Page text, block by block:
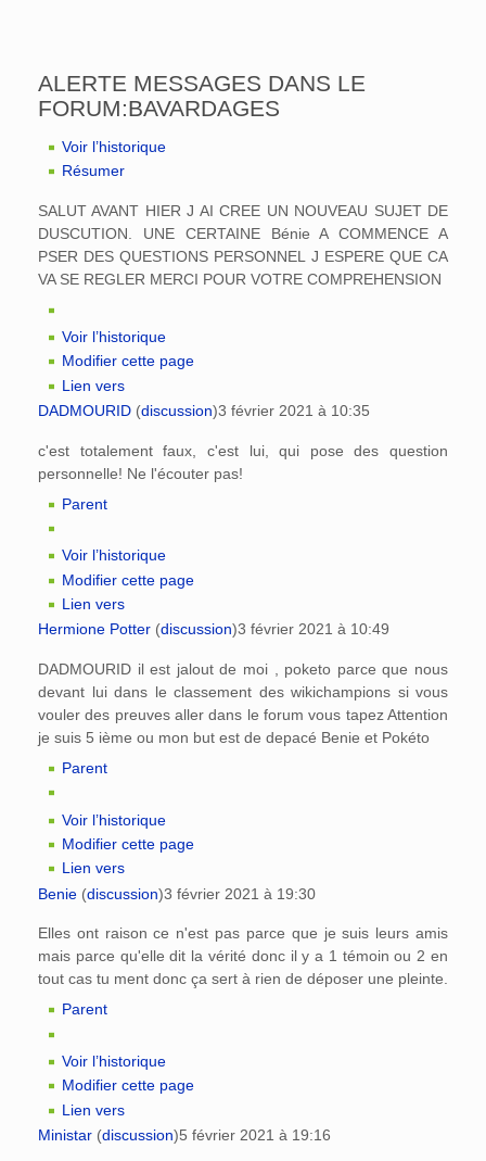
ALERTE MESSAGES DANS LE
FORUM:BAVARDAGES
Voir l’historique
Résumer
SALUT AVANT HIER J AI CREE UN NOUVEAU SUJET DE
DUSCUTION. UNE CERTAINE Bénie A COMMENCE A
PSER DES QUESTIONS PERSONNEL J ESPERE QUE CA
VA SE REGLER MERCI POUR VOTRE COMPREHENSION
Voir l’historique
Modifier cette page
Lien vers
DADMOURID (discussion)3 février 2021 à 10:35
c'est totalement faux, c'est lui, qui pose des question
personnelle! Ne l'écouter pas!
Parent
Voir l’historique
Modifier cette page
Lien vers
Hermione Potter (discussion)3 février 2021 à 10:49
DADMOURID il est jalout de moi , poketo parce que nous
devant lui dans le classement des wikichampions si vous
vouler des preuves aller dans le forum vous tapez Attention
je suis 5 ième ou mon but est de depacé Benie et Pokéto
Parent
Voir l’historique
Modifier cette page
Lien vers
Benie (discussion)3 février 2021 à 19:30
Elles ont raison ce n'est pas parce que je suis leurs amis
mais parce qu'elle dit la vérité donc il y a 1 témoin ou 2 en
tout cas tu ment donc ça sert à rien de déposer une pleinte.
Parent
Voir l’historique
Modifier cette page
Lien vers
Ministar (discussion)5 février 2021 à 19:16